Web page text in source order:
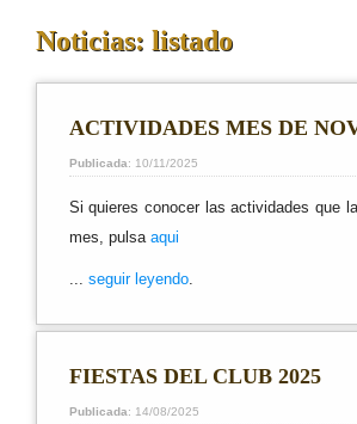
Noticias: listado
ACTIVIDADES MES DE
Publicada: 10/11/2025
Si quieres conocer las actividades que
mes, pulsa aqui
seguir leyendo.
FIESTAS DEL CLUB 2025
Publicada: 14/08/2025